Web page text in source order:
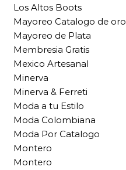
Los Altos Boots
Mayoreo Catalogo de oro
Mayoreo de Plata
Membresia Gratis
Mexico Artesanal
Minerva
Minerva & Ferreti
Moda a tu Estilo
Moda Colombiana
Moda Por Catalogo
Montero
Montero